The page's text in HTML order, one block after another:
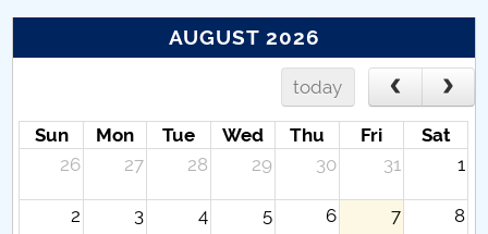
AUGUST 2026
today
Sun Mon Tue Wed Thu Fri
Sat
26
27 28 29 30 31 1
2 3 4 5 6 7 8